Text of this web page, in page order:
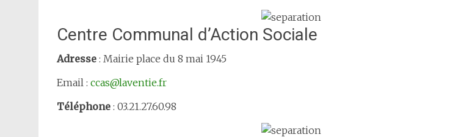
Centre Communal d’Action Sociale
Adresse : Mairie place du 8 mai 1945
Email : ccas@laventie.fr
Téléphone : 03.21.27.60.98